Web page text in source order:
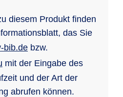
diesem Produkt finden
das Sie
bib.de bzw.
mit der Eingabe des
und der Art der
abrufen können.